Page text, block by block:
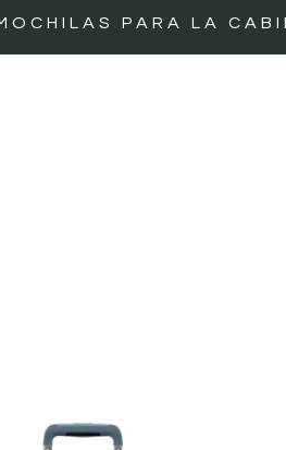
PARA LA CABINA